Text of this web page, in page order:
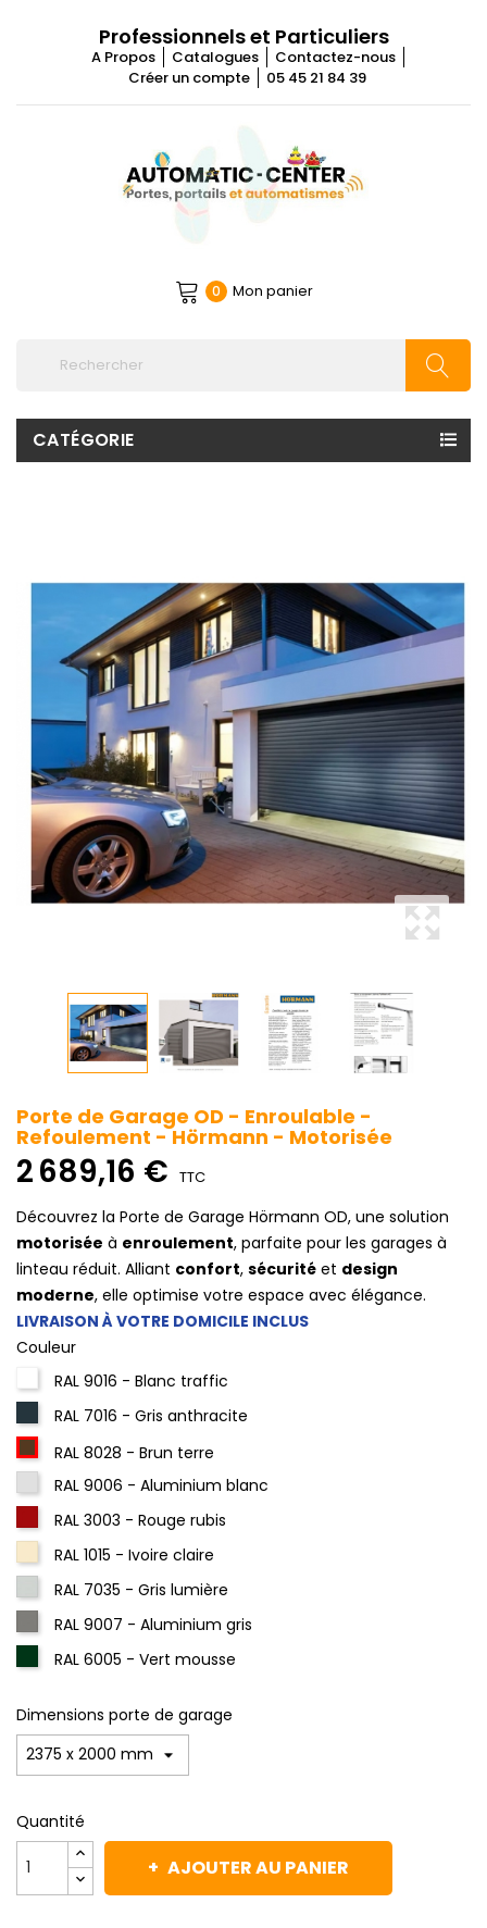
Professionnels et Particuliers
A Propos Catalogues
Contactez-nous
Créer un compte
05 45 21 84 39
0 Mon panier
CATÉGORIE
Porte de Garage OD - Enroulable -
Refoulement - Hörmann - Motorisée
2 689,16 € TTC
Découvrez la Porte de Garage Hörmann OD, une solution
motorisée à enroulement, parfaite pour les garages à
linteau réduit. Alliant confort, sécurité et design
moderne, elle optimise votre espace avec élégance.
LIVRAISON À VOTRE DOMICILE INCLUS
Couleur
RAL 9016 - Blanc traffic
RAL 7016 - Gris anthracite
RAL 8028 - Brun terre
RAL 9006 - Aluminium blanc
RAL 3003 - Rouge rubis
RAL 1015 - Ivoire claire
RAL 7035 - Gris lumière
RAL 9007 - Aluminium gris
RAL 6005 - Vert mousse
Dimensions porte de garage
Quantité
AJOUTER AU PANIER